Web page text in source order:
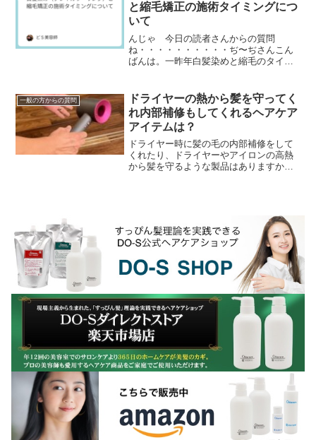
と縮毛矯正の施術タイミングにつ
いて
んじゃ 今日の読者さんからの質問
ね・・・・・・・・・・ぢ〜ぢさんこん
ばんは。一昨年白髪染めと縮毛のタイミ
いたように、縮毛...
一般の方からの質問
ドライヤーの熱から髪を守ってく
れ内部補修もしてくれるヘアケア
アイテムは？
ドライヤー時に髪の毛の内部補修をして
くれたり、ドライヤーやアイロンの高熱
から髪を守るような製品はありますか？